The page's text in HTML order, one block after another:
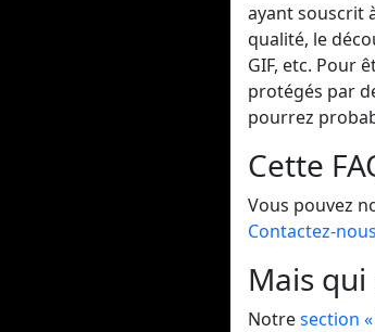
ayant souscrit
qualité, le
GIF, etc. Pour
protégés par
pourrez
Cette
Vous pouvez
Contactez-nous
Mais
Notresection